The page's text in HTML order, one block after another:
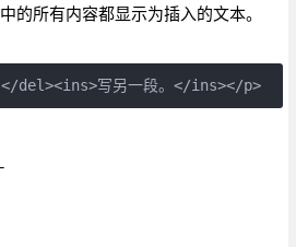
所有内容都显示为插入的文本。
</del><ins>写另一段。</ins></p>